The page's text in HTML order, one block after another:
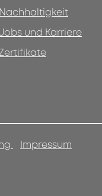
Nachhaltigkeit
und Karriere
Impressum